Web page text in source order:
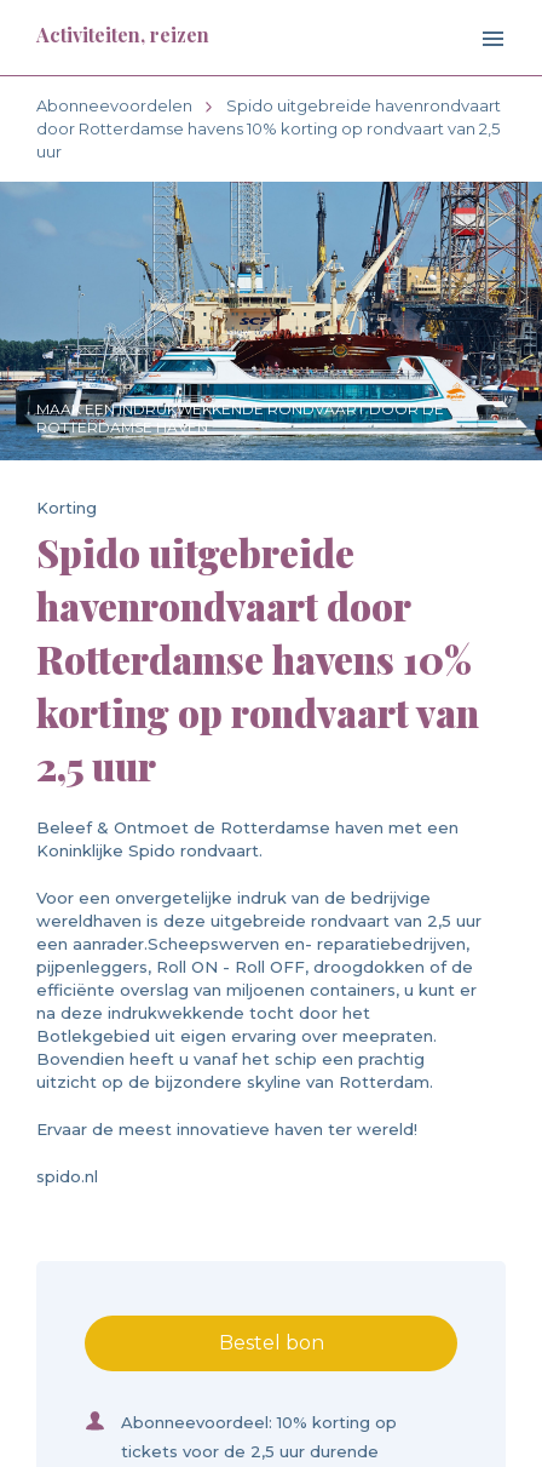
Activiteiten, reizen
Abonneevoordelen
Spido uitgebreide havenrondvaart
door Rotterdamse havens 10% korting op rondvaart van 2,5
uur
MAAK EEN INDRUKWEKKENDE RONDVAART DOOR DE
ROTTERDAMSE HAVEN
Korting
Spido uitgebreide
havenrondvaart door
Rotterdamse havens 10%
korting op rondvaart van
2,5 uur
Beleef & Ontmoet de Rotterdamse haven met een
Koninklijke Spido rondvaart.
Voor een onvergetelijke indruk van de bedrijvige
wereldhaven is deze uitgebreide rondvaart van 2,5 uur
een aanrader.Scheepswerven en- reparatiebedrijven,
pijpenleggers, Roll ON - Roll OFF, droogdokken of de
efficiënte overslag van miljoenen containers, u kunt er
na deze indrukwekkende tocht door het
Botlekgebied uit eigen ervaring over meepraten.
Bovendien heeft u vanaf het schip een prachtig
uitzicht op de bijzondere skyline van Rotterdam.
Ervaar de meest innovatieve haven ter wereld!
spido.nl
Bestel bon
Abonneevoordeel: 10% korting op
tickets voor de 2,5 uur durende